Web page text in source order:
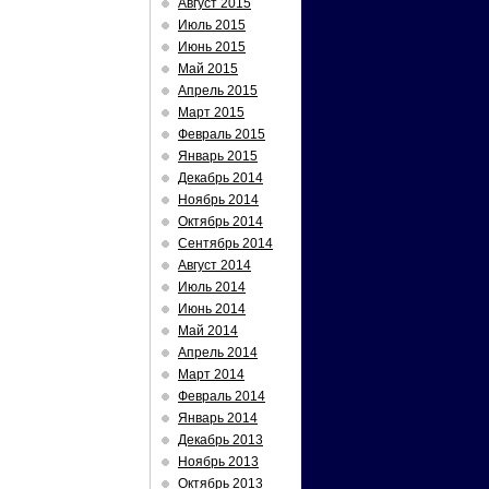
Август 2015
Июль 2015
Июнь 2015
Май 2015
Апрель 2015
Март 2015
Февраль 2015
Январь 2015
Декабрь 2014
Ноябрь 2014
Октябрь 2014
Сентябрь 2014
Август 2014
Июль 2014
Июнь 2014
Май 2014
Апрель 2014
Март 2014
Февраль 2014
Январь 2014
Декабрь 2013
Ноябрь 2013
Октябрь 2013